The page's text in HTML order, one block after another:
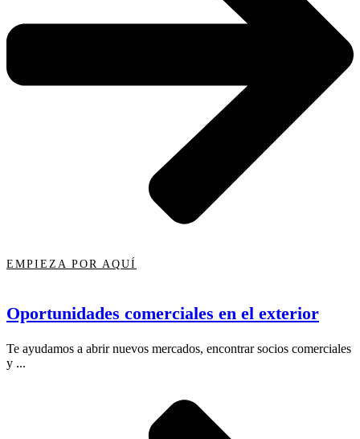
EMPIEZA POR AQUÍ
Oportunidades comerciales en el exterior
Te ayudamos a abrir nuevos mercados, encontrar socios comerciales
y ...